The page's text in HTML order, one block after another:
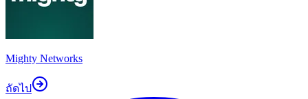
Mighty Networks
ถัดไป